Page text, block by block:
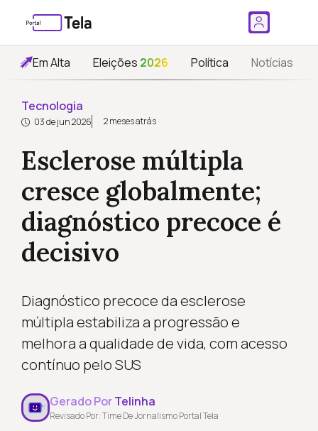
Em Alta Eleições 2026 Política Notícias
Tecnologia
03 de jun 2026 2 meses atrás
Esclerose múltipla
cresce globalmente;
diagnóstico precoce é
decisivo
Diagnóstico precoce da esclerose
múltipla estabiliza a progressão e
melhora a qualidade de vida, com acesso
contínuo pelo SUS
Gerado PorTelinha
Revisado Por: Time De Jornalismo Portal Tela